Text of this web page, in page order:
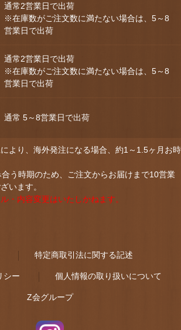
通常2営業日で出荷
※在庫数がご注文数に満たない場合は、5～8
営業日で出荷
通常2営業日で出荷
※在庫数がご注文数に満たない場合は、5～8
営業日で出荷
通常 5～8営業日で出荷
より、海外発注になる場合、約1～1.5ヶ月お時
う時期のため、ご注文からお届けまで10営業
います。
・内容変更はいたしかねます。
特定商取引法に関する記述
シー 個人情報の取り扱いについて
Z会グループ